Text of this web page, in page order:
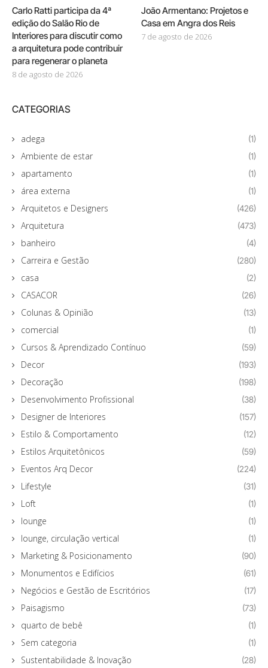
Carlo Ratti participa da 4ª
edição do Salão Rio de
Interiores para discutir como
a arquitetura pode contribuir
para regenerar o planeta
8 de agosto de 2026
João Armentano: Projetos e
Casa em Angra dos Reis
7 de agosto de 2026
CATEGORIAS
adega (1)
Ambiente de estar (1)
apartamento (1)
área externa (1)
Arquitetos e Designers (426)
Arquitetura (473)
banheiro (4)
Carreira e Gestão (280)
casa (2)
CASACOR (26)
Colunas & Opinião (13)
comercial (1)
Cursos & Aprendizado Contínuo (59)
Decor (193)
Decoração (198)
Desenvolvimento Profissional (38)
Designer de Interiores (157)
Estilo & Comportamento (12)
Estilos Arquitetônicos (59)
Eventos Arq Decor (224)
Lifestyle (31)
Loft (1)
lounge (1)
lounge, circulação vertical (1)
Marketing & Posicionamento (90)
Monumentos e Edifícios (61)
Negócios e Gestão de Escritórios (17)
Paisagismo (73)
quarto de bebê (1)
Sem categoria (1)
Sustentabilidade & Inovação (28)